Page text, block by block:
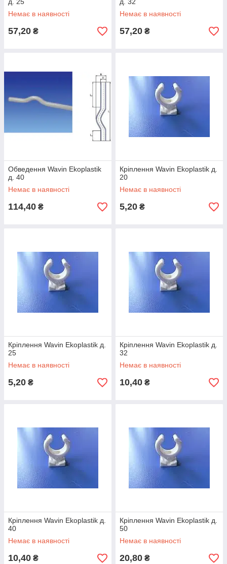
Немає в наявності
57,20 ₴
Немає в наявності
57,20 ₴
Обведення Wavin Ekoplastik
д. 40
Немає в наявності
114,40 ₴
Кріплення Wavin Ekoplastik д.
20
Немає в наявності
5,20 ₴
Кріплення Wavin Ekoplastik д.
25
Немає в наявності
5,20 ₴
Кріплення Wavin Ekoplastik д.
32
Немає в наявності
10,40 ₴
Кріплення Wavin Ekoplastik д.
40
Немає в наявності
10,40 ₴
Кріплення Wavin Ekoplastik д.
50
Немає в наявності
20,80 ₴